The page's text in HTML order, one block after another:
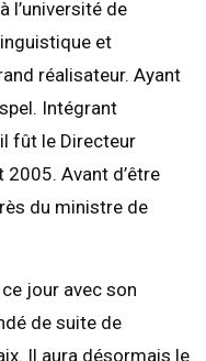
l’université de
et
réalisateur. Ayant
Intégrant
fût le Directeur
2005. Avant d’être
du ministre de
jour avec son
de suite de
Il aura désormais le